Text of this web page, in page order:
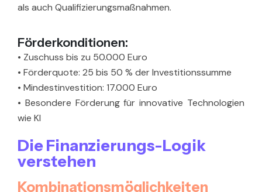
als auch Qualifizierungsmaßnahmen.
Förderkonditionen:
• Zuschuss bis zu 50.000 Euro
• Förderquote: 25 bis 50 % der Investitionssumme
• Mindestinvestition: 17.000 Euro
• Besondere Förderung für innovative Technologien
wie KI
Die Finanzierungs-Logik
verstehen
Kombinationsmöglichkeiten